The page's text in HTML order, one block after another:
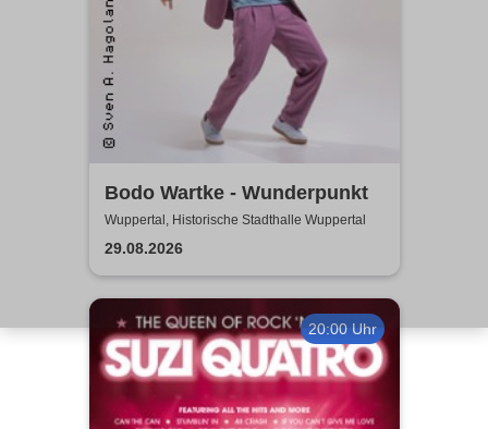
Bodo Wartke - Wunderpunkt
Wuppertal, Historische Stadthalle Wuppertal
29.08.2026
20:00 Uhr